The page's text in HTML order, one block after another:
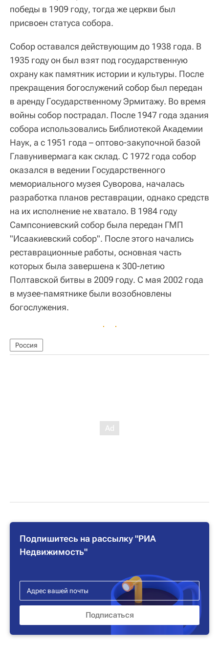
победы в 1909 году, тогда же церкви был
присвоен статуса собора.
Собор оставался действующим до 1938 года. В
1935 году он был взят под государственную
охрану как памятник истории и культуры. После
прекращения богослужений собор был передан
в аренду Государственному Эрмитажу. Во время
войны собор пострадал. После 1947 года здания
собора использовались Библиотекой Академии
Наук, а с 1951 года – оптово-закупочной базой
Главунивермага как склад. С 1972 года собор
оказался в ведении Государственного
мемориального музея Суворова, началась
разработка планов реставрации, однако средств
на их исполнение не хватало. В 1984 году
Сампсониевский собор была передан ГМП
"Исаакиевский собор". После этого начались
реставрационные работы, основная часть
которых была завершена к 300-летию
Полтавской битвы в 2009 году. С мая 2002 года
в музее-памятнике были возобновлены
богослужения.
Россия
Подпишитесь на рассылку "РИА
Недвижимость"